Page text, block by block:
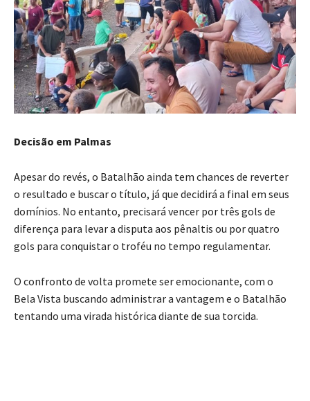
Decisão em Palmas
Apesar do revés, o Batalhão ainda tem chances de reverter
o resultado e buscar o título, já que decidirá a final em seus
domínios. No entanto, precisará vencer por três gols de
diferença para levar a disputa aos pênaltis ou por quatro
gols para conquistar o troféu no tempo regulamentar.
O confronto de volta promete ser emocionante, com o
Bela Vista buscando administrar a vantagem e o Batalhão
tentando uma virada histórica diante de sua torcida.